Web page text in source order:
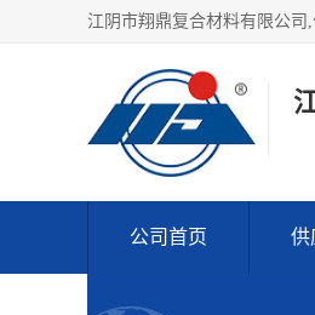
公司首页 供